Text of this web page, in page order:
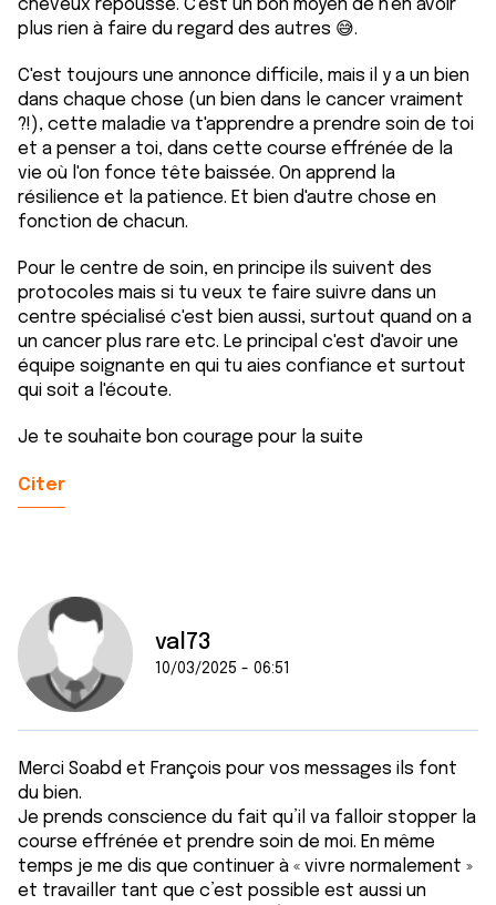
cheveux repousse. C'est un bon moyen de n'en avoir
plus rien à faire du regard des autres 😅.
C'est toujours une annonce difficile, mais il y a un bien
dans chaque chose (un bien dans le cancer vraiment
?!), cette maladie va t'apprendre a prendre soin de toi
et a penser a toi, dans cette course effrénée de la
vie où l'on fonce tête baissée. On apprend la
résilience et la patience. Et bien d'autre chose en
fonction de chacun.
Pour le centre de soin, en principe ils suivent des
protocoles mais si tu veux te faire suivre dans un
centre spécialisé c'est bien aussi, surtout quand on a
un cancer plus rare etc. Le principal c'est d'avoir une
équipe soignante en qui tu aies confiance et surtout
qui soit a l'écoute.
Je te souhaite bon courage pour la suite
Citer
val73
10/03/2025 - 06:51
Merci Soabd et François pour vos messages ils font
du bien.
Je prends conscience du fait qu’il va falloir stopper la
course effrénée et prendre soin de moi. En même
temps je me dis que continuer à « vivre normalement »
et travailler tant que c’est possible est aussi un